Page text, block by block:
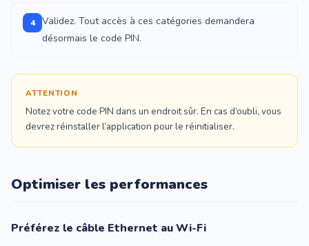
4
Validez. Tout accès à ces catégories demandera
désormais le code PIN.
ATTENTION
Notez votre code PIN dans un endroit sûr. En cas d’oubli, vous
devrez réinstaller l’application pour le réinitialiser.
Optimiser les performances
Préférez le câble Ethernet au Wi-Fi